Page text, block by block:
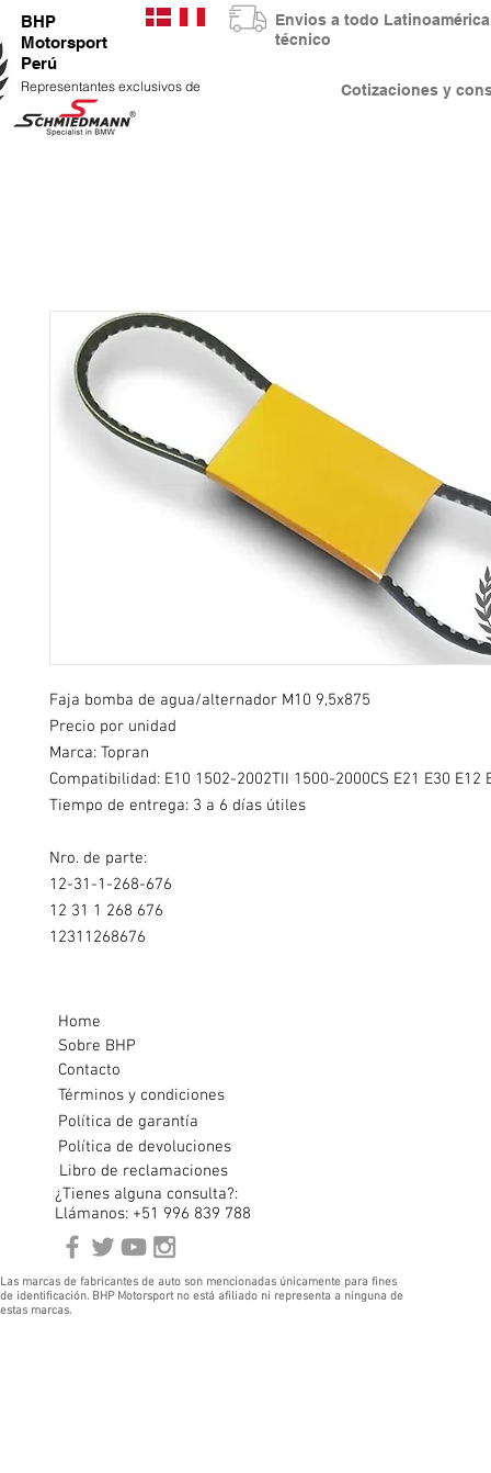
BHP
Motorsport
Perú
Representantes exclusivos de Cotizaciones y
Envios a todo
técnico
Faja bomba de agua/alternador M10 9,5x875
Precio por unidad
Marca: Topran
Compatibilidad: E10 1502-2002TII 1500-2000CS E21 E30 E12
Tiempo de entrega: 3 a 6 días útiles
Nro. de parte:
12-31-1-268-676
12 31 1 268 676
12311268676
Home
Sobre BHP
Contacto
Términos y condiciones
Política de garantía
Política de devoluciones
Libro de reclamaciones
¿Tienes alguna consulta?:
Llámanos: +51 996 839 788
Las marcas de fabricantes de auto son mencionadas únicamente para fines
de identificación. BHP Motorsport no está afiliado ni representa a ninguna de
estas marcas.